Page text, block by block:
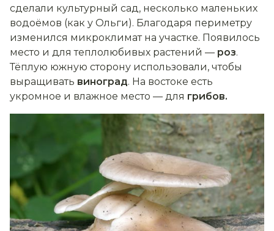
сделали культурный сад, несколько маленьких
водоёмов (как у Ольги). Благодаря периметру
изменился микроклимат на участке. Появилось
место и для теплолюбивых растений — роз.
Тёплую южную сторону использовали, чтобы
выращивать виноград. На востоке есть
укромное и влажное место — для грибов.